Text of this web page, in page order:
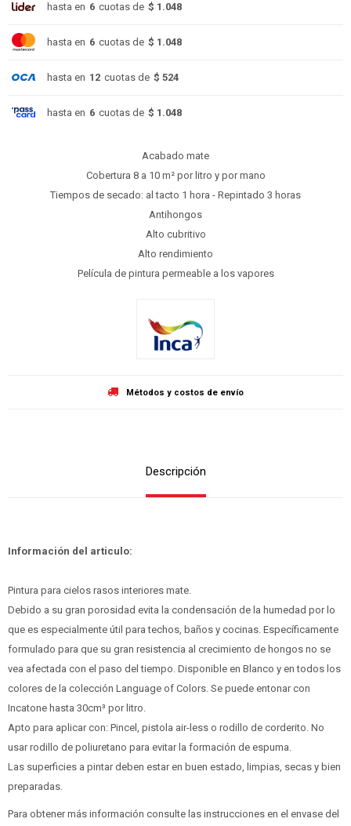
hasta en 6 cuotas de $ 1.048
hasta en 6 cuotas de $ 1.048
hasta en 12 cuotas de $ 524
hasta en 6 cuotas de $ 1.048
Acabado mate
Cobertura 8 a 10 m² por litro y por mano
Tiempos de secado: al tacto 1 hora - Repintado 3 horas
Antihongos
Alto cubritivo
Alto rendimiento
Película de pintura permeable a los vapores
Métodos y costos de envío
Descripción
Información del articulo:
Pintura para cielos rasos interiores mate.
Debido a su gran porosidad evita la condensación de la humedad por lo
que es especialmente útil para techos, baños y cocinas. Específicamente
formulado para que su gran resistencia al crecimiento de hongos no se
vea afectada con el paso del tiempo. Disponible en Blanco y en todos los
colores de la colección Language of Colors. Se puede entonar con
Incatone hasta 30cm³ por litro.
Apto para aplicar con: Pincel, pistola air-less o rodillo de corderito. No
usar rodillo de poliuretano para evitar la formación de espuma.
Las superficies a pintar deben estar en buen estado, limpias, secas y bien
preparadas.
Para obtener más información consulte las instrucciones en el envase del